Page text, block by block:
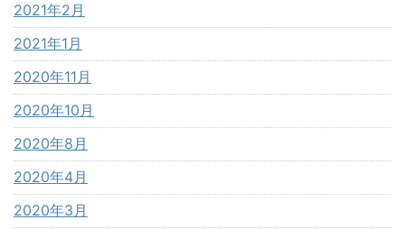
2021年2月
2021年1月
2020年11月
2020年10月
2020年8月
2020年4月
2020年3月